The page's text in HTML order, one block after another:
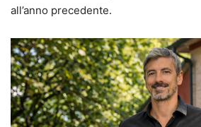
all’anno precedente.